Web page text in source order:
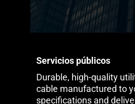
Servicios públicos
Durable, high-quality
cable manufactured to
specifications and